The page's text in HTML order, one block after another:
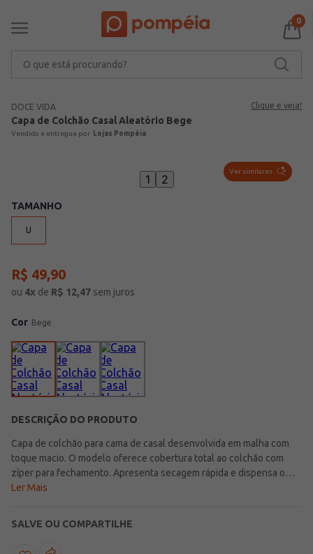
0
DOCE VIDA Clique e veja!
Capa de Colchão Casal Aleatório Bege
Lojas Pompéia
Ver similares
1 2
TAMANHO
U
R$ 49,90
ou 4x de R$ 12,47 sem juros
Cor Bege
DESCRIÇÃO DO PRODUTO
Capa de colchão para cama de casal desenvolvida em malha com
toque macio. O modelo oferece cobertura total ao colchão com
zíper para fechamento. Apresenta secagem rápida e dispensa o
uso do ferro de passar. Essencial para quem busca proteção ao
colchões com até 20cm de altura). Composição: 70% algodão, 30%
poliéster Linha: Doce Vida Marca: Portallar Produto da coleção
Ler Mais
SALVE OU COMPARTILHE